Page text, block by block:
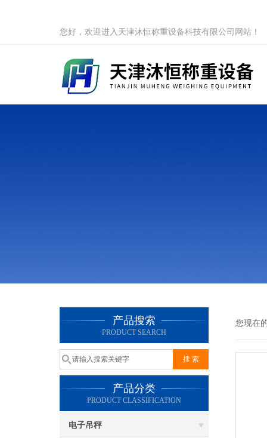
您好，欢迎进入天津沐恒称重设备科技有限公司网站！
产品搜索
PRODUCT SEARCH
产品分类
PRODUCT CLASSIFICATION
电子吊秤
您现在